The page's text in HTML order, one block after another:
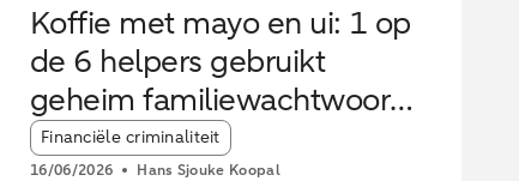
Koffie met mayo en ui: 1 op
de 6 helpers gebruikt
geheim familiewachtwoord
tegen oplichters
Article tags:
Financiële criminaliteit
16/06/2026 Hans Sjouke Koopal